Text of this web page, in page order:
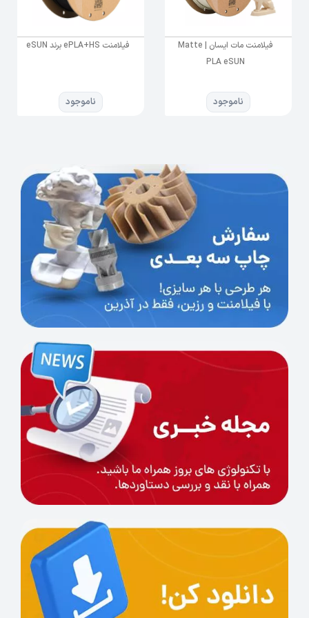
مشخصات فنی:
می‌شود که برای چندین مدل دندانپزشکی و
بسته‌بندی 29 × 10 × 10 سانتی‌متر می‌باشد که
به راحتی قابل حمل است.
چگالی این ماده بین
1.05 تا 1.25 گرم بر
سانتی‌متر مکعباست که تعادل مناسبی بین
سختی و انعطاف‌پذیری ایجاد می‌کند.
ویسکوزیته:ویسکوزیته یا گرانروی این رزین
350 تا 550 میلی‌پاسکال-ثانیه
مقدار نشان‌دهنده جریان مناسب رزین در
حین فرآیند پرینت سه‌بعدی است که به بهبود
دقت و کیفیت جزئیات کمک می‌کند.
سختی:
این رزین دارای سختی
55 تا 60A در
مقیاس Shore D
است. این مقدار سختی به
اندازه‌ای است که بتواند به خوبی بافت نرم لثه
را شبیه‌سازی کند، در حالی که همچنان
استحکام کافی برای حفظ شکل و عملکرد خود
دارد.
ازدیاد طول در نقطه شکست:
110.28 ± 10%
درصد است که نشان‌دهنده انعطاف‌پذیری و
کشش بالای این ماده است. این ویژگی باعث
فیلامنت مات ایسان | Matte
PLA eSUN
ناموجود
فیلامنت ePLA+HS برند eSUN
ناموجود